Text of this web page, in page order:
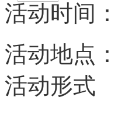
活动时间
活动地点
活动形式